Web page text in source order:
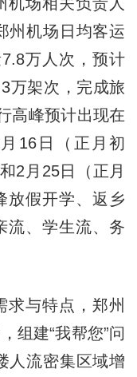
州机场日均客运
万人次，预计
万架次，完成旅
高峰预计出现在
16日（正月初
2月25日（正月
放假开学、返乡
流、学生流、务
与特点，郑州
组建“我帮您”问
人流密集区域增